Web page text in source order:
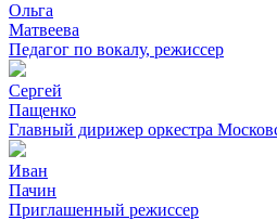
Ольга
Матвеева
Педагог по вокалу, режиссер
Сергей
Пащенко
Главный дирижер оркестра
Иван
Пачин
Приглашенный режиссер